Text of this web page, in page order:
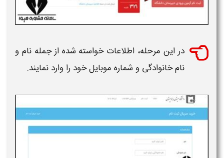
در این مرحله، اطلاعات خواسته شده از جمله نام و
نام خانوادگی و شماره موبایل خود را وارد نمایند.